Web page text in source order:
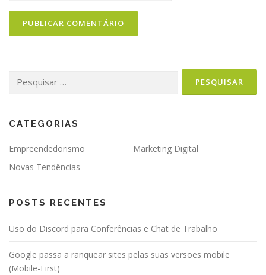
CATEGORIAS
Empreendedorismo
Marketing Digital
Novas Tendências
POSTS RECENTES
Uso do Discord para Conferências e Chat de Trabalho
Google passa a ranquear sites pelas suas versões mobile
(Mobile-First)